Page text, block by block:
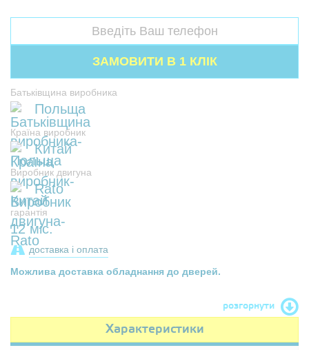
Батьківщина виробника
Польща
Країна виробник
Китай
Виробник двигуна
Rato
гарантія
12 міс.
доставка і оплата
Можлива доставка обладнання до дверей.
розгорнути
Характеристики